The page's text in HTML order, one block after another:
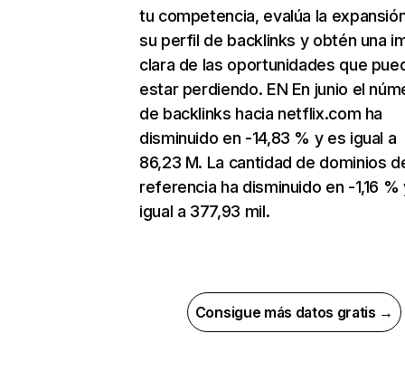
tu competencia, evalúa la
su perfil de backlinks y obtén una
clara de las oportunidades que
estar perdiendo. EN En junio el
de backlinks hacia netflix.com ha
disminuido en -14,83 % y es igual a
86,23 M. La cantidad de dominios
referencia ha disminuido en -1,16 %
igual a 377,93 mil.
Consigue más datos gratis →